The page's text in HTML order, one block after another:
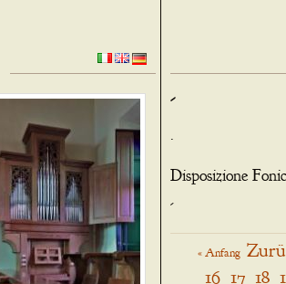
-
.
Disposizione
-
« Anfang
16 17 18